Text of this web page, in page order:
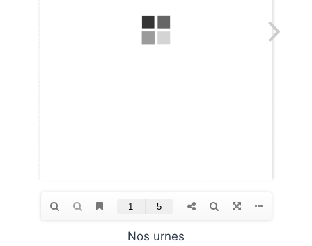
Nos urnes